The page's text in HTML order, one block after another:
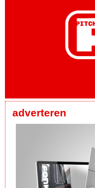
adverteren